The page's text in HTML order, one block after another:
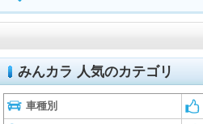
みんカラ 人気のカテゴリ
車種別